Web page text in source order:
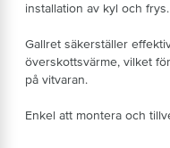
installation av kyl och frys.
Gallret säkerställer
överskottsvärme, vilket
på vitvaran.
Enkel att montera och